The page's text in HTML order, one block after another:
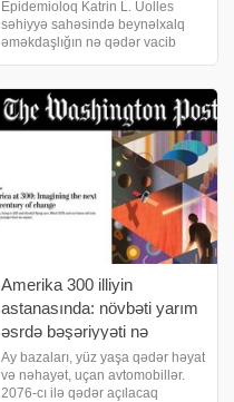
Epidemioloq Katrin L. Uolles
səhiyyə sahəsində beynəlxalq
əməkdaşlığın nə qədər vacib
guşələrini görməyə imkan verən
rahat üzən otellərdir. Amma
epidemioloq kimi bilirə
Amerika 300 illiyin
astanasında: növbəti yarım
əsrdə bəşəriyyəti nə
gözləyir?
Ay bazaları, yüz yaşa qədər həyat
və nəhayət, uçan avtomobillər.
2076-cı ilə qədər açılacaq